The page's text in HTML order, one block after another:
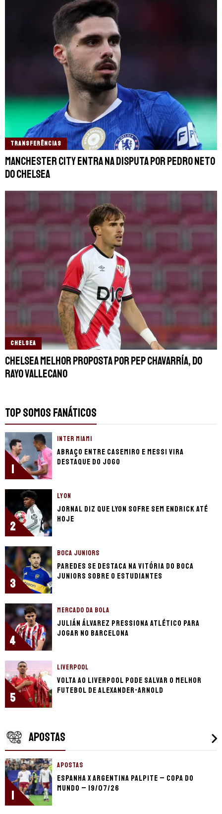
TRANSFERÊNCIAS
Manchester City entra na disputa por Pedro Neto
do Chelsea
CHELSEA
Chelsea melhor proposta por Pep Chavarría, do
Rayo Vallecano
TOP SOMOS FANÁTICOS
1
INTER MIAMI
Abraço entre Casemiro e Messi vira
destaque do jogo
2
LYON
Jornal diz que Lyon sofre sem Endrick até
hoje
3
BOCA JUNIORS
Paredes se destaca na vitória do Boca
Juniors sobre o Estudiantes
4
MERCADO DA BOLA
Julián Álvarez pressiona Atlético para
jogar no Barcelona
5
LIVERPOOL
Volta ao Liverpool pode salvar o melhor
futebol de Alexander-Arnold
APOSTAS
1
APOSTAS
Espanha x Argentina palpite – Copa do
Mundo – 19/07/26